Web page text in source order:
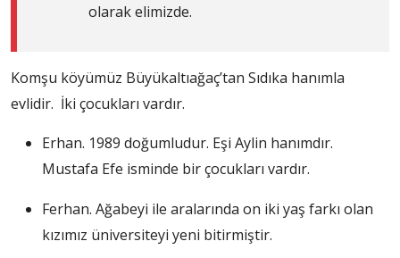
olarak elimizde.
Komşu köyümüz Büyükaltıağaç’tan Sıdıka hanımla
evlidir. İki çocukları vardır.
Erhan. 1989 doğumludur. Eşi Aylin hanımdır.
Mustafa Efe isminde bir çocukları vardır.
Ferhan. Ağabeyi ile aralarında on iki yaş farkı olan
kızımız üniversiteyi yeni bitirmiştir.